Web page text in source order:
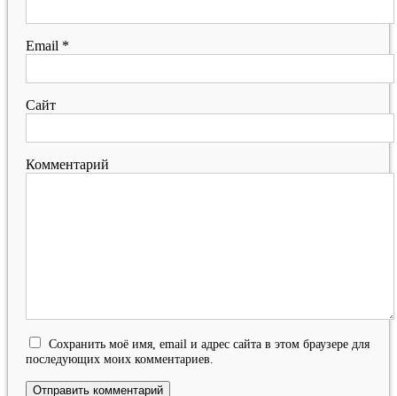
Email *
Сайт
Комментарий
Сохранить моё имя, email и адрес сайта в этом браузере для
последующих моих комментариев.